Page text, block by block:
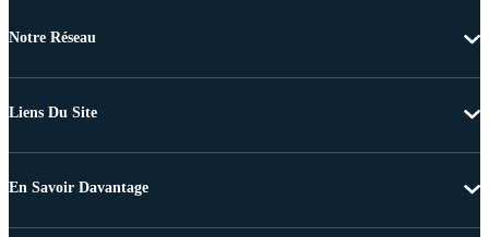
Notre Réseau
Liens Du Site
En Savoir Davantage